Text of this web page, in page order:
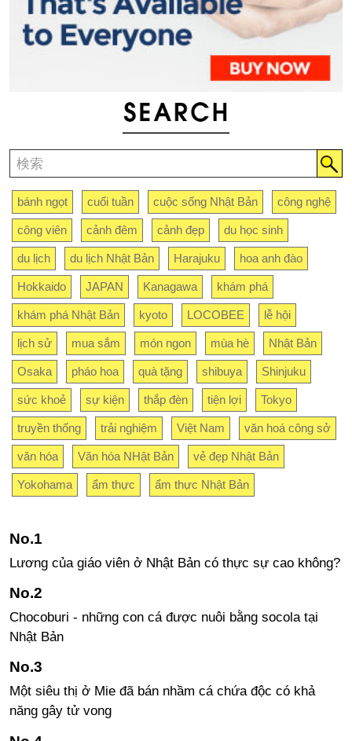
bánh ngọt cuối tuần cuộc sống Nhật Bản công nghệ
công viên cảnh đêm cảnh đẹp du học sinh
du lịch du lịch Nhật Bản Harajuku hoa anh đào
Hokkaido JAPAN Kanagawa khám phá
khám phá Nhật Bản kyoto LOCOBEE lễ hội
lịch sử mua sắm món ngon mùa hè Nhật Bản
Osaka pháo hoa quà tặng shibuya Shinjuku
sức khoẻ sự kiện thắp đèn tiện lợi Tokyo
truyền thống trải nghiệm Việt Nam văn hoá công sở
văn hóa Văn hóa NHật Bản vẻ đẹp Nhật Bản
Yokohama ẩm thực ẩm thực Nhật Bản
Lương của giáo viên ở Nhật Bản có thực sự cao không?
Chocoburi - những con cá được nuôi bằng socola tại
Nhật Bản
Một siêu thị ở Mie đã bán nhầm cá chứa độc có khả
năng gây tử vong